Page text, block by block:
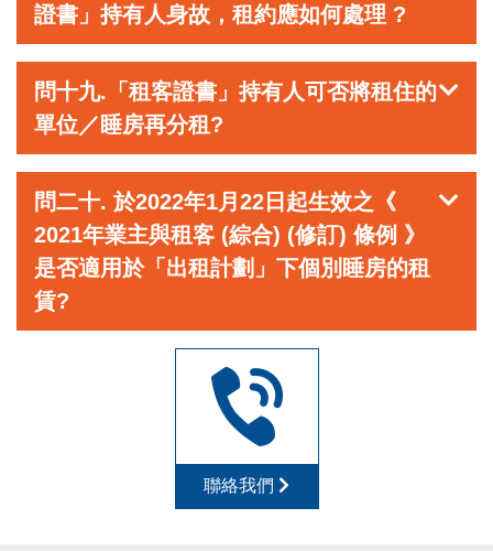
證書」持有人身故，租約應如何處理 ?
問十九.「租客證書」持有人可否將租住的
單位／睡房再分租?
問二十. 於2022年1月22日起生效之《
2021年業主與租客 (綜合) (修訂) 條例 》
是否適用於「出租計劃」下個別睡房的租
賃?
聯絡我們